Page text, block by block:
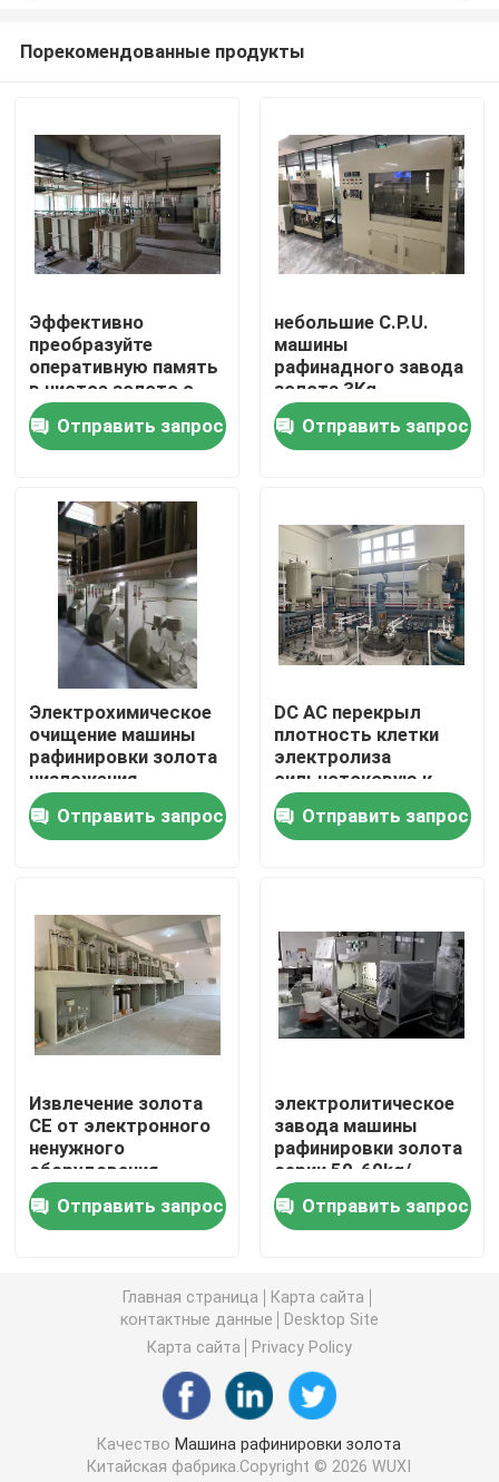
Дом
Продукты
Путешествие фабрики
Проверка качества
Свяжитесь мы
Новости
Машина рафинировки золота
Оборудование рафинировки платины
серебряная машина электролиза
Поглотительная колонна газа
Оборудование обработки ненужного газа
Серебряная печь индукции
Серебряная отливная машина
Отливная машина Адвокатуры золота
Порекомендованные продукты
Эффективно
преобразуйте
оперативную память
в чистое золото с
помощью нашего
передового
оборудования для
Отправить запрос
небольшие C.P.U.
машины
рафинадного завода
золота 3Kg
трамбуют спасение
золота e ненужное
Отправить запрос
Электрохимическое
очищение машины
рафинировки золота
низложения
электролизом
Отправить запрос
DC AC перекрыл
плотность клетки
электролиза
сильнотоковую к
золоту очищенности
99,999%
Отправить запрос
Извлечение золота
CE от электронного
ненужного
оборудования
рафинировки
драгоценного
металла
Отправить запрос
электролитическое
завода машины
рафинировки золота
серии 50-60kg/
химическое
механическое
Отправить запрос
Главная страница
Карта сайта
контактные данные
Desktop Site
Карта сайта
Privacy Policy
Качество Машина рафинировки золота
Китайская фабрика.Copyright © 2026 WUXI